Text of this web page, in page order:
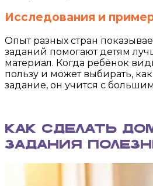
Исследования и
Опыт разных стран
заданий помогают детям
материал. Когда ребёнок
пользу и может выбирать,
задание, он учится с
Как сделать
задания